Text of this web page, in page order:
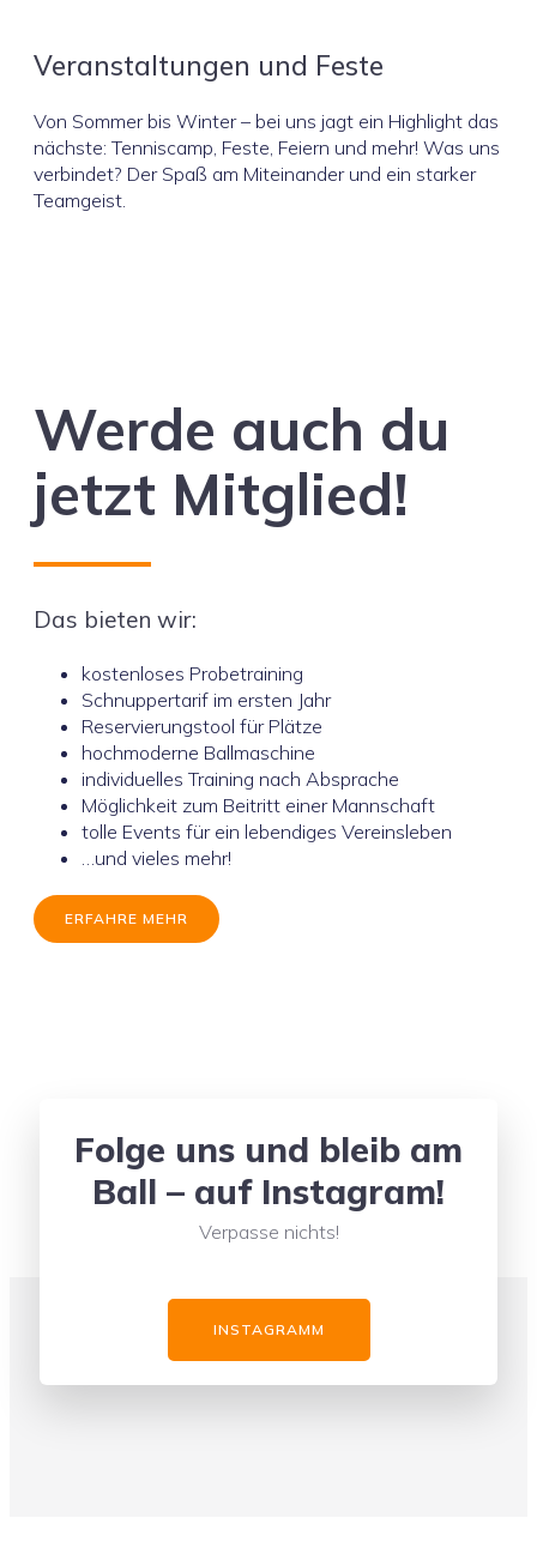
Veranstaltungen und Feste
Von Sommer bis Winter – bei uns jagt ein Highlight das
nächste: Tenniscamp, Feste, Feiern und mehr! Was uns
verbindet? Der Spaß am Miteinander und ein starker
Teamgeist.
Werde auch du
jetzt Mitglied!
Das bieten wir:
kostenloses Probetraining
Schnuppertarif im ersten Jahr
Reservierungstool für Plätze
hochmoderne Ballmaschine
individuelles Training nach Absprache
Möglichkeit zum Beitritt einer Mannschaft
tolle Events für ein lebendiges Vereinsleben
…und vieles mehr!
ERFAHRE MEHR
Folge uns und bleib am
Ball – auf Instagram!
Verpasse nichts!
INSTAGRAMM